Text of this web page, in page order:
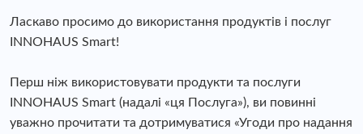
Ласкаво просимо до використання продуктів і послуг
INNOHAUS Smart!
Перш ніж використовувати продукти та послуги
INNOHAUS Smart (надалі «ця Послуга»), ви повинні
уважно прочитати та дотримуватися «Угоди про надання